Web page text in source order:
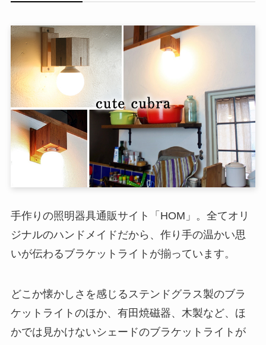
手作りの照明器具通販サイト「HOM」。全てオリ
ジナルのハンドメイドだから、作り手の温かい思
いが伝わるブラケットライトが揃っています。
どこか懐かしさを感じるステンドグラス製のブラ
ケットライトのほか、有田焼磁器、木製など、ほ
かでは見かけないシェードのブラケットライトが